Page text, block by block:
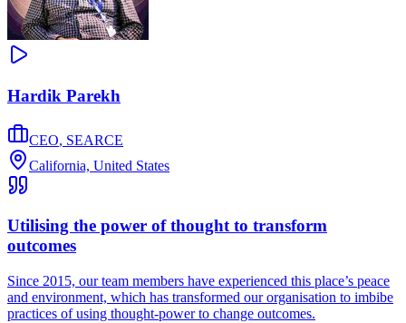
Hardik Parekh
CEO, SEARCE
California, United States
Utilising the power of thought to transform
outcomes
Since 2015, our team members have experienced this place’s peace
and environment, which has transformed our organisation to imbibe
practices of using thought-power to change outcomes.